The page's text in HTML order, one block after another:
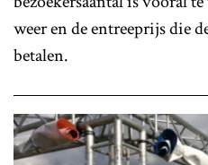
weer en de entreeprijs die
betalen.